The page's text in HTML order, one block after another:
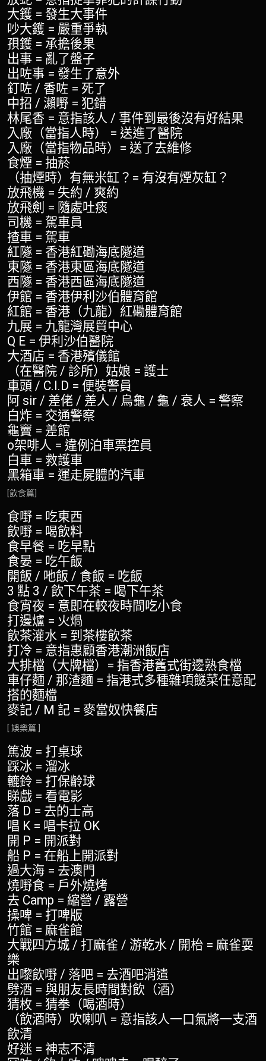
大鑊 = 發生大事件
吵大鑊 = 嚴重爭執
孭鑊 = 承擔後果
出事 = 亂了盤子
出咗事 = 發生了意外
釘咗 / 香咗 = 死了
中招 / 瀨嘢 = 犯錯
林尾香 = 意指該人 / 事件到最後沒有好結果
入廠（當指人時） = 送進了醫院
入廠（當指物品時）= 送了去維修
食煙 = 抽菸
（抽煙時）有無米缸？= 有沒有煙灰缸？
放飛機 = 失約 / 爽約
放飛劍 = 隨處吐痰
司機 = 駕車員
揸車 = 駕車
紅隧 = 香港紅磡海底隧道
東隧 = 香港東區海底隧道
西隧 = 香港西區海底隧道
伊館 = 香港伊利沙伯體育館
紅館 = 香港（九龍）紅磡體育館
九展 = 九龍灣展貿中心
Q E = 伊利沙伯醫院
大酒店 = 香港殯儀館
（在醫院 / 診所）姑娘 = 護士
車頭 / C.I.D = 便裝警員
阿 sir / 差佬 / 差人 / 烏龜 / 龜 / 衰人 = 警察
白炸 = 交通警察
龜竇 = 差館
o架啡人 = 違例泊車票控員
白車 = 救護車
黑箱車 = 運走屍體的汽車
[飲食篇]
食嘢 = 吃東西
飲嘢 = 喝飲料
食早餐 = 吃早點
食晏 = 吃午飯
開飯 / 吔飯 / 食飯 = 吃飯
3 點 3 / 飲下午茶 = 喝下午茶
食宵夜 = 意即在較夜時間吃小食
打邊爐 = 火煱
飲茶灌水 = 到茶樓飲茶
打冷 = 意指惠顧香港潮洲飯店
大排檔（大牌檔）= 指香港舊式街邊熟食檔
車仔麵 / 那渣麵 = 指港式多種雜項餸菜任意配
搭的麵檔
麥記 / M 記 = 麥當奴快餐店
[ 娛樂篇 ]
篤波 = 打桌球
踩冰 = 溜冰
轆鈴 = 打保齡球
睇戲 = 看電影
落 D = 去的士高
唱 K = 唱卡拉 OK
開 P = 開派對
船 P = 在船上開派對
過大海 = 去澳門
燒嘢食 = 戶外燒烤
去 Camp = 縮營 / 露營
操啤 = 打啤版
竹館 = 麻雀館
大戰四方城 / 打麻雀 / 游乾水 / 開枱 = 麻雀耍
樂
出嚟飲嘢 / 落吧 = 去酒吧消遣
劈酒 = 與朋友長時間對飲（酒）
猜枚 = 猜拳（喝酒時）
（飲酒時）吹喇叭 = 意指該人一口氣將一支酒
飲清
好迷 = 神志不清